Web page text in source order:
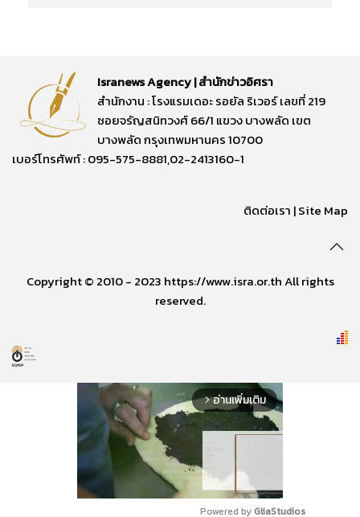
Isranews Agency | สำนักข่าวอิศรา
สำนักงาน : โรงแรมเดอะ รอยัล ริเวอร์ เลขที่ 219
ซอยจรัญสนิทวงศ์ 66/1 แขวง บางพลัด เขต
บางพลัด กรุงเทพมหานคร 10700
เบอร์โทรศัพท์ : 095-575-8881,02-2413160-1
ติดต่อเรา |Site Map
Copyright © 2010 - 2023 https://www.isra.or.th All rights
reserved.
arrow_forward_ios อ่านเพิ่มเติม
Powered by GliaStudios